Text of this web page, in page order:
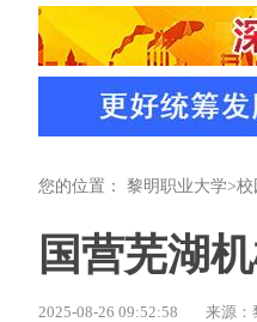
您的位置： 黎明职业大学>校
国营芜湖
2025-08-26 09:52:58 来源：